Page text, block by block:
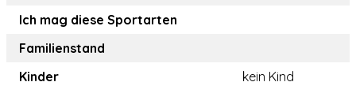
Ich mag diese Sportarten
Familienstand
Kinder
kein Kind